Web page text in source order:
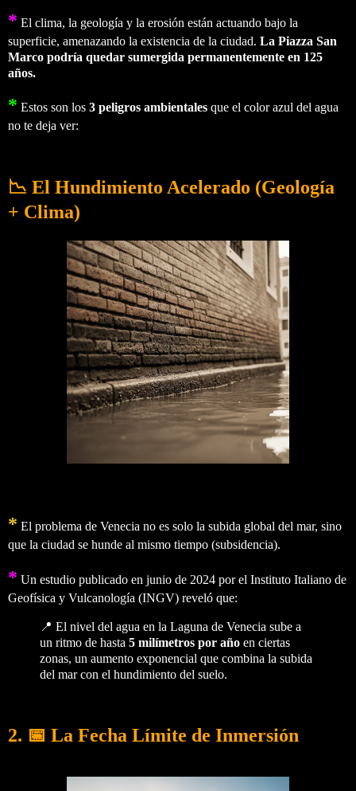
* El clima, la geología y la erosión están actuando bajo la
superficie, amenazando la existencia de la ciudad. La Piazza San
Marco podría quedar sumergida permanentemente en 125
años.
* Estos son los 3 peligros ambientales que el color azul del agua
no te deja ver:
📉 El Hundimiento Acelerado (Geología
+ Clima)
* El problema de Venecia no es solo la subida global del mar, sino
que la ciudad se hunde al mismo tiempo (subsidencia).
* Un estudio publicado en junio de 2024 por el Instituto Italiano de
Geofísica y Vulcanología (INGV) reveló que:
📍 El nivel del agua en la Laguna de Venecia sube a
un ritmo de hasta 5 milímetros por año en ciertas
zonas, un aumento exponencial que combina la subida
del mar con el hundimiento del suelo.
2. 📅 La Fecha Límite de Inmersión